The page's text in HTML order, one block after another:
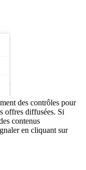
des contrôles pour
offres diffusées. Si
contenus
en cliquant sur